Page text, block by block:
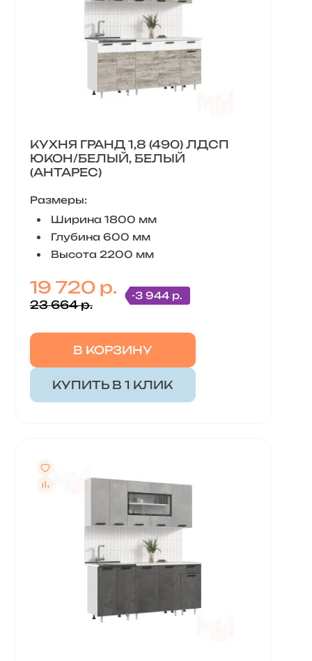
КУХНЯ ГРАНД 1,8 (490) ЛДСП
ЮКОН/БЕЛЫЙ, БЕЛЫЙ
(АНТАРЕС)
Размеры:
Ширина 1800 мм
Глубина 600 мм
Высота 2200 мм
19 720 р.
23 664 р.
-3 944 р.
В КОРЗИНУ
КУПИТЬ В 1 КЛИК